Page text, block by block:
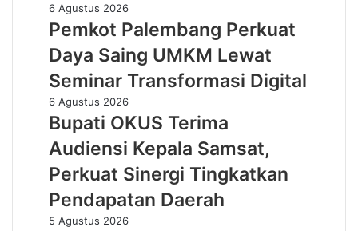
Predikat
Adiwiyata
Pemkot
Palembang
Perkuat
Daya
Saing
UMKM
Lewat
Seminar
Transformasi
Digital
6 Agustus 2026
Pemkot Palembang Perkuat
Daya Saing UMKM Lewat
Seminar Transformasi Digital
Bupati
OKUS
Terima
Audiensi
Kepala
Samsat,
Perkuat
Sinergi
6 Agustus 2026
Bupati OKUS Terima
Audiensi Kepala Samsat,
Perkuat Sinergi Tingkatkan
Pendapatan Daerah
Usung
5 Agustus 2026